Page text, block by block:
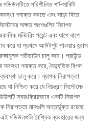
পরিশীলিত শর্ট-সার্কিট
শনাক্ত করতে এবং সাড়া দিতে
অক্ষত অংশগুলির নিরাপদ
মনিটরিং পয়েন্ট এবং ধাপে ধাপে
করে যা প্রথমে আউটপুট পাওয়ার হ্রাস
শাটডাউন চালু করে। গ্রাউন্ড
অবস্থা শনাক্ত করে, বৈদ্যুতিক বিপদ
চালু করে। ব্যাপক নিরাপত্তা
নিশ্চিত করে যে নিয়ন্ত্রণ সিস্টেমের
স্বয়ংক্রিয়ভাবে একটি নিরাপদ
নিরাপত্তা মানগুলি অন্তর্ভুক্ত রয়েছে
মডিউলগুলি বৈশ্বিক ব্যবহারের জন্য